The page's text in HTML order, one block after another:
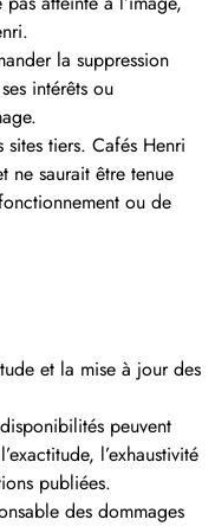
la suppression
intérêts ou
tiers. Cafés Henri
ne saurait être tenue
ou de
et la mise à jour des
peuvent
l’exhaustivité
publiées.
des dommages